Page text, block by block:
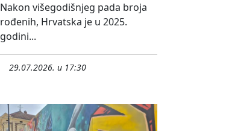
Nakon višegodišnjeg pada broja
rođenih, Hrvatska je u 2025.
godini...
29.07.2026. u 17:30